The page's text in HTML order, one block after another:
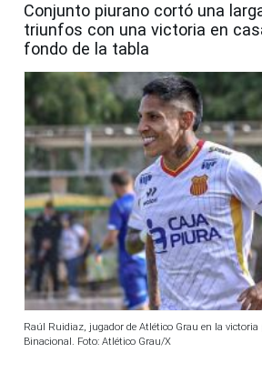
Conjunto piurano cortó una
triunfos con una victoria en
fondo de la tabla
Raúl Ruidiaz, jugador de Atlético Grau en la victoria
Binacional. Foto: Atlético Grau/X